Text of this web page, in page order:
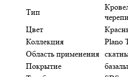
Тип
Цвет
Коллекция
Plano
Область применения
Покрытие